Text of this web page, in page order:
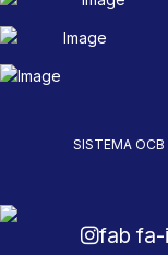
SISTEMA
fab fa-